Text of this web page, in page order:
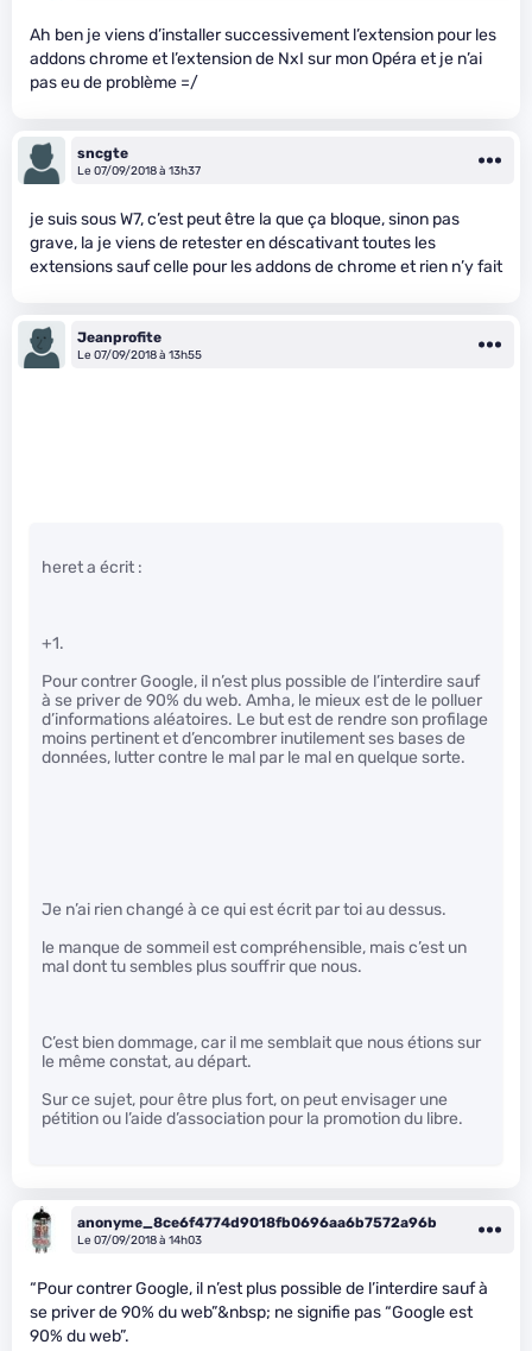
Ah ben je viens d’installer successivement l’extension pour les
addons chrome et l’extension de NxI sur mon Opéra et je n’ai
pas eu de problème =/
sncgte
Le 07/09/2018 à 13h37
je suis sous W7, c’est peut être la que ça bloque, sinon pas
grave, la je viens de retester en déscativant toutes les
extensions sauf celle pour les addons de chrome et rien n’y fait
Jeanprofite
Le 07/09/2018 à 13h55
heret a écrit :
+1.
Pour contrer Google, il n’est plus possible de l’interdire sauf
à se priver de 90% du web. Amha, le mieux est de le polluer
d’informations aléatoires. Le but est de rendre son profilage
moins pertinent et d’encombrer inutilement ses bases de
données, lutter contre le mal par le mal en quelque sorte.
Je n’ai rien changé à ce qui est écrit par toi au dessus.
le manque de sommeil est compréhensible, mais c’est un
mal dont tu sembles plus souffrir que nous.
C’est bien dommage, car il me semblait que nous étions sur
le même constat, au départ.
Sur ce sujet, pour être plus fort, on peut envisager une
pétition ou l’aide d’association pour la promotion du libre.
anonyme_8ce6f4774d9018fb0696aa6b7572a96b
Le 07/09/2018 à 14h03
“Pour contrer Google, il n’est plus possible de l’interdire sauf à
se priver de 90% du web”&nbsp; ne signifie pas “Google est
90% du web”.